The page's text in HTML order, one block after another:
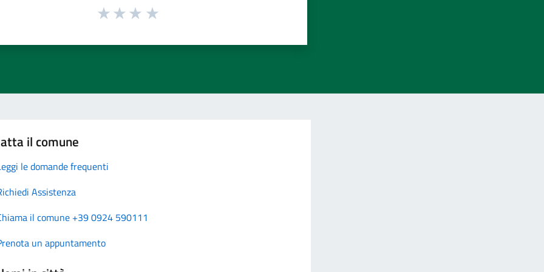
il comune
le domande frequenti
Assistenza
il comune +39 0924 590111
un appuntamento